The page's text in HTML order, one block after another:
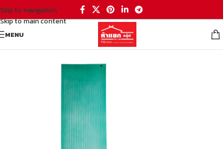
Skip to navigation
Skip to main content
MENU
วัสดุก่อสร้าง/กระเบื้องหลังคา